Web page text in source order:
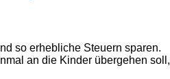
so erhebliche Steuern sparen.
an die Kinder übergehen soll,